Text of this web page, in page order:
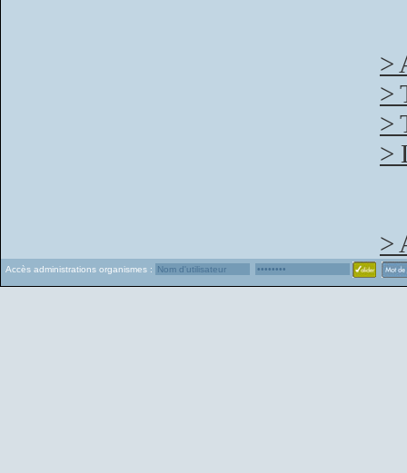
>
>
>
>
>
Accès administrations organismes :